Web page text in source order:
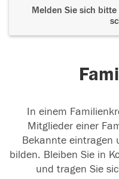
Melden Sie sich
In einem
Mitglieder einer
Bekannte eintragen
bilden. Bleiben Sie in
und tragen Sie